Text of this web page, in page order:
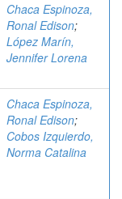
Chaca Espinoza,
Ronal Edison;
López Marín,
Jennifer Lorena
Chaca Espinoza,
Ronal Edison;
Cobos Izquierdo,
Norma Catalina